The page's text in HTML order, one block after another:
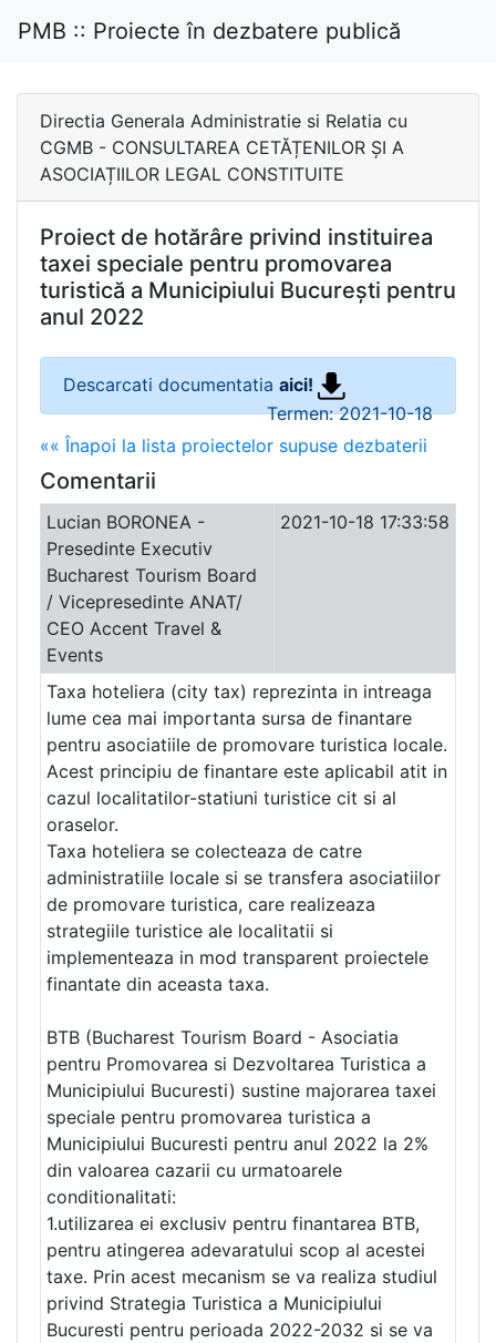
PMB :: Proiecte în dezbatere publică
Directia Generala Administratie si Relatia cu
CGMB - CONSULTAREA CETĂȚENILOR ȘI A
ASOCIAȚIILOR LEGAL CONSTITUITE
Proiect de hotărâre privind instituirea
taxei speciale pentru promovarea
turistică a Municipiului București pentru
anul 2022
Descarcati documentatia aici!
Termen: 2021-10-18
«« Înapoi la lista proiectelor supuse dezbaterii
Comentarii
Lucian BORONEA -
Presedinte Executiv
Bucharest Tourism Board
/ Vicepresedinte ANAT/
CEO Accent Travel &
Events
2021-10-18 17:33:58
Taxa hoteliera (city tax) reprezinta in intreaga
lume cea mai importanta sursa de finantare
pentru asociatiile de promovare turistica locale.
Acest principiu de finantare este aplicabil atit in
cazul localitatilor-statiuni turistice cit si al
oraselor.
Taxa hoteliera se colecteaza de catre
administratiile locale si se transfera asociatiilor
de promovare turistica, care realizeaza
strategiile turistice ale localitatii si
implementeaza in mod transparent proiectele
finantate din aceasta taxa.
BTB (Bucharest Tourism Board - Asociatia
pentru Promovarea si Dezvoltarea Turistica a
Municipiului Bucuresti) sustine majorarea taxei
speciale pentru promovarea turistica a
Municipiului Bucuresti pentru anul 2022 la 2%
din valoarea cazarii cu urmatoarele
conditionalitati:
1.utilizarea ei exclusiv pentru finantarea BTB,
pentru atingerea adevaratului scop al acestei
taxe. Prin acest mecanism se va realiza studiul
privind Strategia Turistica a Municipiului
Bucuresti pentru perioada 2022-2032 si se va